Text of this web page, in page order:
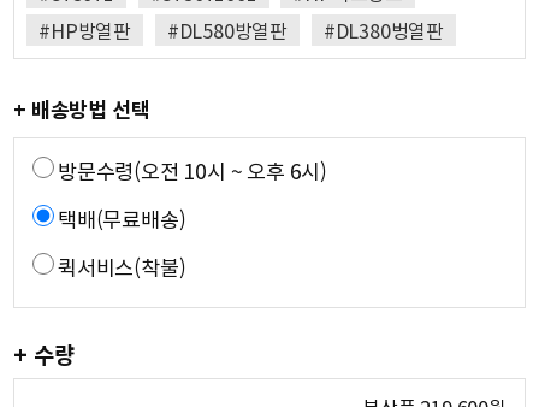
#HP방열판
#DL580방열판 #DL380벙열판
+ 배송방법 선택
방문수령(오전 10시 ~ 오후 6시)
택배(무료배송)
퀵서비스(착불)
+ 수량